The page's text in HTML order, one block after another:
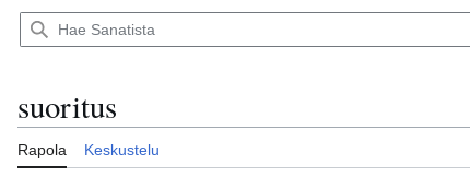
suoritus
Rapola Keskustelu